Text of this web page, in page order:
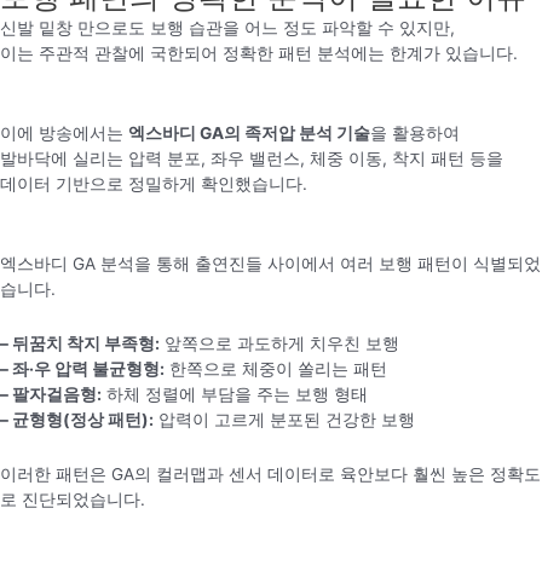
신발 밑창 만으로도 보행 습관을 어느 정도 파악할 수 있지만,
이는 주관적 관찰에 국한되어 정확한 패턴 분석에는 한계가 있습니다.
이에 방송에서는 엑스바디 GA의 족저압 분석 기술을 활용하여
발바닥에 실리는 압력 분포, 좌우 밸런스, 체중 이동, 착지 패턴 등을
데이터 기반으로 정밀하게 확인했습니다.
엑스바디 GA 분석을 통해 출연진들 사이에서 여러 보행 패턴이 식별되었
습니다.
– 뒤꿈치 착지 부족형: 앞쪽으로 과도하게 치우친 보행
– 좌·우 압력 불균형형: 한쪽으로 체중이 쏠리는 패턴
– 팔자걸음형: 하체 정렬에 부담을 주는 보행 형태
– 균형형(정상 패턴): 압력이 고르게 분포된 건강한 보행
이러한 패턴은 GA의 컬러맵과 센서 데이터로 육안보다 훨씬 높은 정확도
로 진단되었습니다.